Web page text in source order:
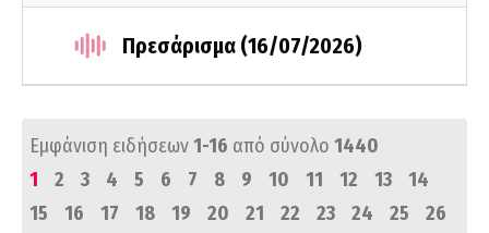
Πρεσάρισμα (16/07/2026)
Εμφάνιση ειδήσεων1-16 από σύνολο 1440
1
2 3 4 5 6 7 8 9 10 11 12 13
14
15
16 17 18 19 20 21 22 23 24 25
26